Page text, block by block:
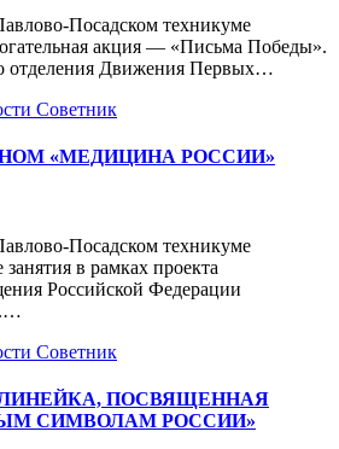
Посадском техникуме
акция — «Письма Победы».
отделения Движения Первых…
Советник
«МЕДИЦИНА РОССИИ»
Посадском техникуме
в рамках проекта
Российской Федерации
Советник
ПОСВЯЩЕННАЯ
СИМВОЛАМ РОССИИ»